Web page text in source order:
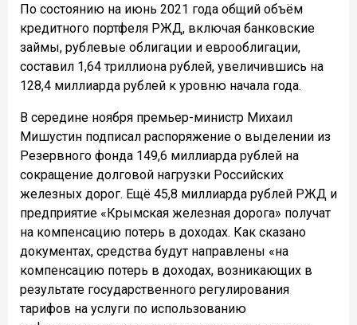
По состоянию на июнь 2021 года общий объём
кредитного портфеля РЖД, включая банковские
займы, рублевые облигации и еврооблигации,
составил 1,64 триллиона рублей, увеличившись на
128,4 миллиарда рублей к уровню начала года.
В середине ноября премьер-министр Михаил
Мишустин подписал распоряжение о выделении из
Резервного фонда 149,6 миллиарда рублей на
сокращение долговой нагрузки Российских
железных дорог. Ещё 45,8 миллиарда рублей РЖД и
предприятие «Крымская железная дорога» получат
на компенсацию потерь в доходах. Как сказано
документах, средства будут направлены «на
компенсацию потерь в доходах, возникающих в
результате государственного регулирования
тарифов на услуги по использованию